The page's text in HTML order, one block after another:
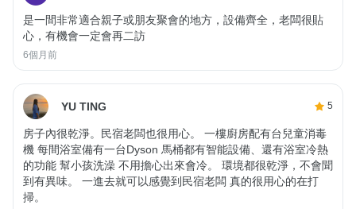
是一間非常適合親子或朋友聚會的地方，設備齊全，老闆很貼
心，有機會一定會再二訪
6個月前
YU TING 5
房子內很乾淨。民宿老闆也很用心。 一樓廚房配有台兒童消毒
機 每間浴室備有一台Dyson 馬桶都有智能設備、還有浴室冷熱
的功能 幫小孩洗澡 不用擔心出來會冷。 環境都很乾淨，不會聞
到有異味。 一進去就可以感覺到民宿老闆 真的很用心的在打
掃。